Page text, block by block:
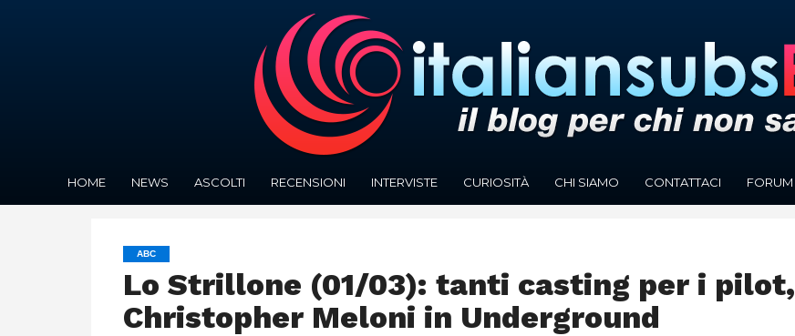
HOME NEWS ASCOLTI RECENSIONI INTERVISTE CURIOSITÀ CHI SIAMO CONTATTACI FORUM
ABC
Lo Strillone (01/03): tanti casting per i pilot,
Christopher Meloni in Underground